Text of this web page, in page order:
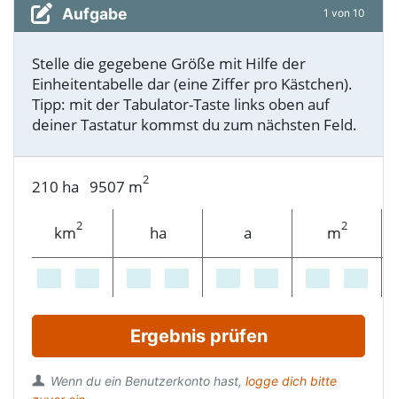
Aufgabe 1 von 10
Stelle die gegebene Größe mit Hilfe der
Einheitentabelle dar (eine Ziffer pro Kästchen).
Tipp: mit der Tabulator-Taste links oben auf
deiner Tastatur kommst du zum nächsten Feld.
210 ha 9507 m2
km2 ha a m2
Ergebnis prüfen
Wenn du ein Benutzerkonto hast, logge dich bitte